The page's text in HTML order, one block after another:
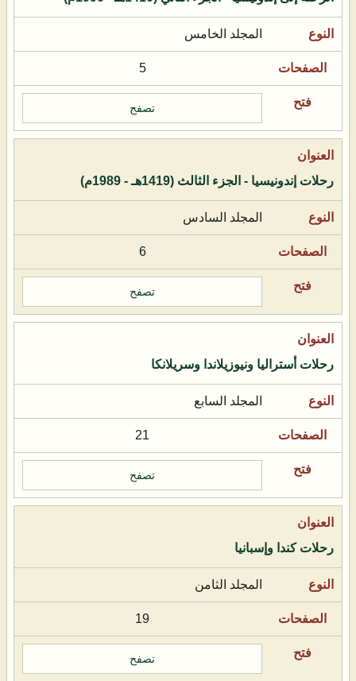
المجلد الخامس
5
تصفح
رحلات إندونيسيا - الجزء الثالث (1419هـ - 1989م)
المجلد السادس
6
تصفح
رحلات أستراليا ونيوزيلاندا وسريلانكا
المجلد السابع
21
تصفح
رحلات كندا وإسبانيا
المجلد الثامن
19
تصفح